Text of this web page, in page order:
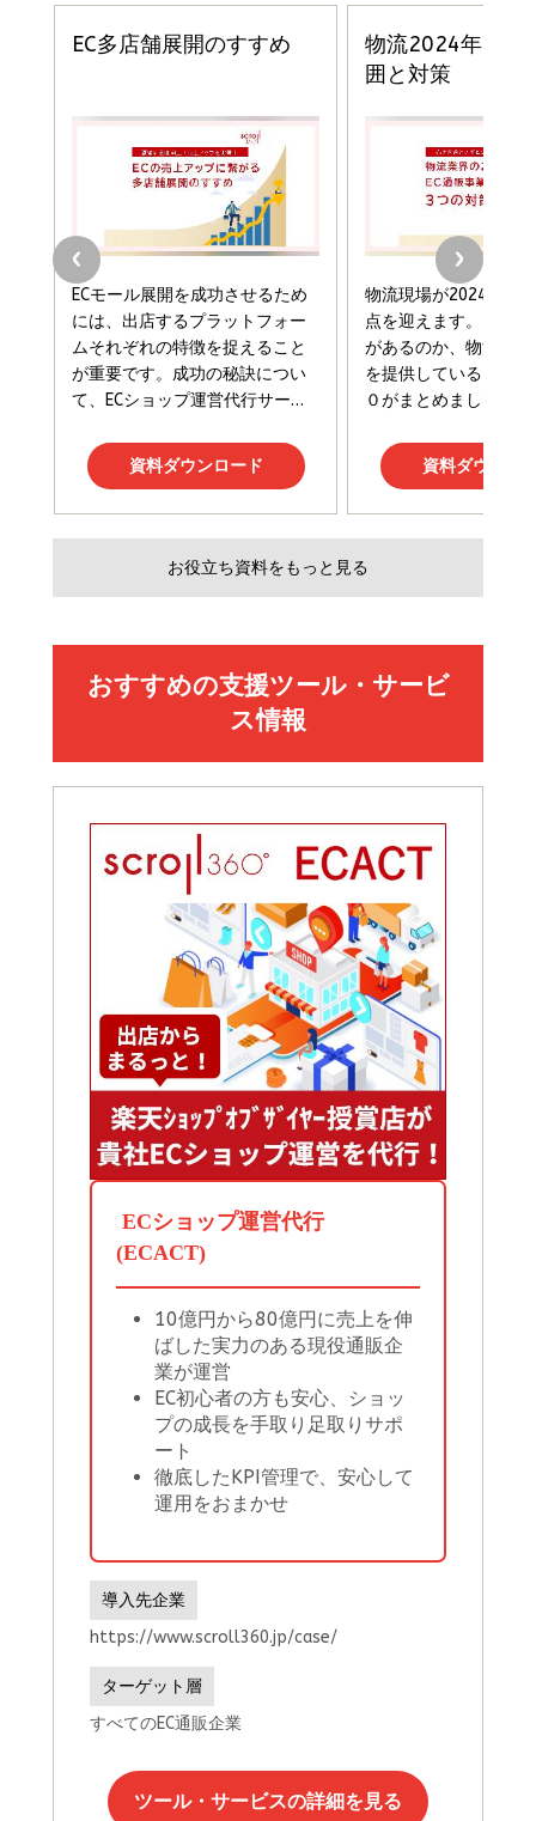
ドリルを売るには穴を売れ
Brand Shift(ブランド・シフト): 「信頼」で選ばれ
る時代の成長戦略
￥2,420
マーケティングの真実 P&G・グリコで学んだ失敗
と成長の法則
￥2,200
Amazonランキングをもっと見る
￥1,100
anan(アンアン)2026/07/08号 No.2502[2026
年後半、あなたの恋と運命／山田涼介]
￥880
ママ投資家が育休中に１億貯めた株式投資
￥1,870
組織の成果を最大化する ルールのデザイン
￥1,980
Amazonランキングをもっと見る
経営メモ 16年の起業家人生で得た知見
影響力の武器［新版］：人を動かす七つの原理
￥3,190
フィードバック経営 「沈黙の組織」から「高め合う
組織」へ
Amazonランキングをもっと見る